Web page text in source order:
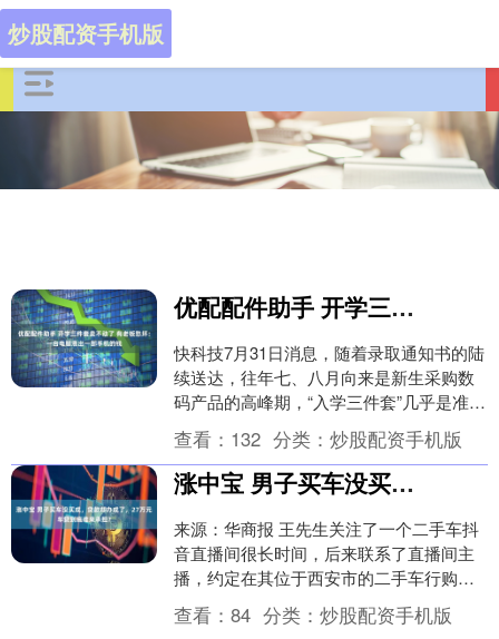
炒股配资手机版
优配配件助手 开学三件套卖不动了 有老板愁坏：一台电脑涨出一部手机的钱
快科技7月31日消息，随着录取通知书的陆
续送达，往年七、八月向来是新生采购数
码产品的高峰期，“入学三件套”几乎是准大
学生的标配。但今年家长掏钱时却发现，
苹果和安....
查看： 132 分类： 炒股配资手机版
涨中宝 男子买车没买成，贷款却办成了，27万元车贷到底谁来承担？
来源：华商报 王先生关注了一个二手车抖
音直播间很长时间，后来联系了直播间主
播，约定在其位于西安市的二手车行购买
一辆牧马人角斗士。王先生缴纳了4万元定
金，后期因无....
查看： 84 分类： 炒股配资手机版